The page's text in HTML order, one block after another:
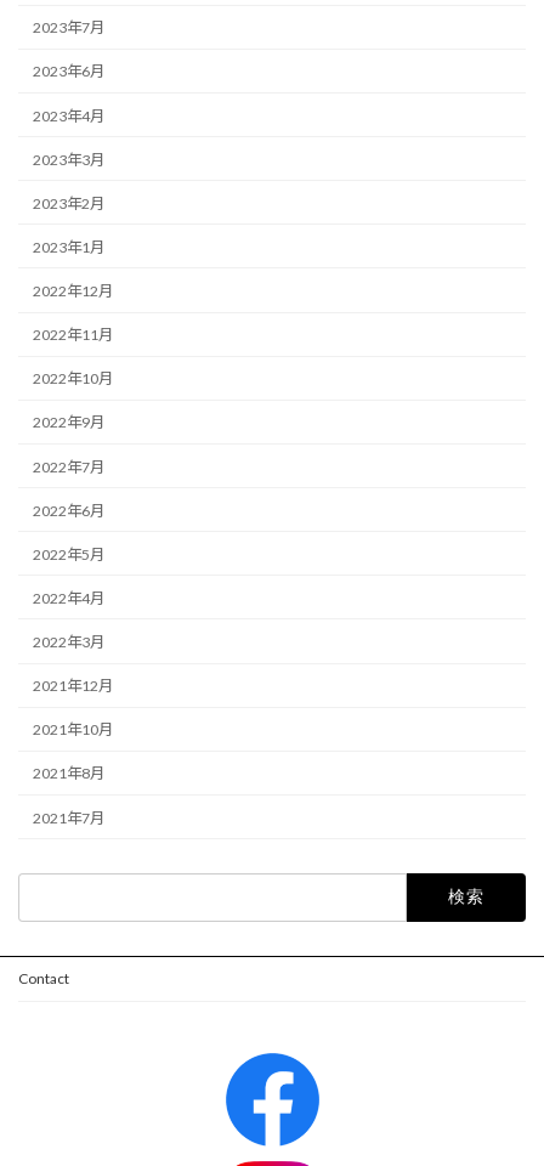
2023年7月
2023年6月
2023年4月
2023年3月
2023年2月
2023年1月
2022年12月
2022年11月
2022年10月
2022年9月
2022年7月
2022年6月
2022年5月
2022年4月
2022年3月
2021年12月
2021年10月
2021年8月
2021年7月
Contact